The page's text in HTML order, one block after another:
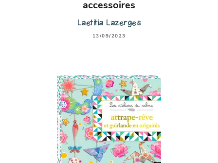
accessoires
Laetitia Lazerges
13/09/2023